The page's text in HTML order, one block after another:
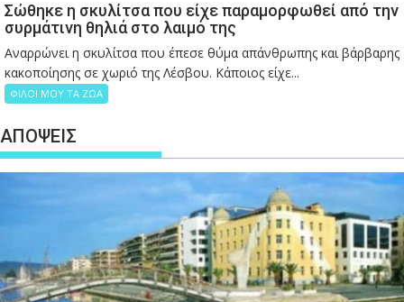
Σώθηκε η σκυλίτσα που είχε παραμορφωθεί από την
συρμάτινη θηλιά στο λαιμό της
Αναρρώνει η σκυλίτσα που έπεσε θύμα απάνθρωπης και βάρβαρης
κακοποίησης σε χωριό της Λέσβου. Κάποιος είχε...
ΦΙΛΟΙ ΜΟΥ ΤΑ ΖΩΑ
ΑΠΟΨΕΙΣ